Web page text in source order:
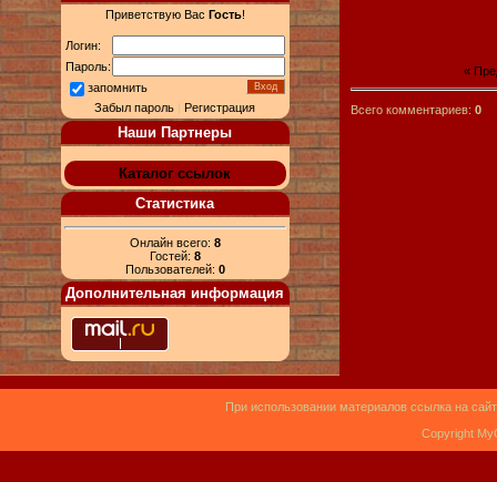
Приветствую Вас Гость!
Логин:
Пароль:
запомнить
Забыл пароль |Регистрация
Наши Партнеры
Каталог ссылок
Статистика
Онлайн всего: 8
Гостей: 8
Пользователей: 0
Дополнительная информация
«
Всего комментариев: 0
При использовании материалов ссылка на
Copyright